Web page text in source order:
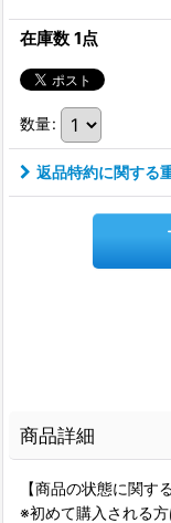
在庫数 1点
数量:
返品特約に関する
商品詳細
【商品の状態に関す
※初めて購入される方